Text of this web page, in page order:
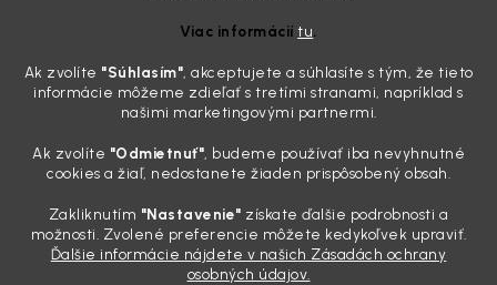
Viac informáciítu.
Ak zvolíte "Súhlasím", akceptujete a súhlasíte s tým, že tieto
informácie môžeme zdieľať s tretími stranami, napríklad s
našimi marketingovými partnermi.
Ak zvolíte "Odmietnuť", budeme používať iba nevyhnutné
cookies a žiaľ, nedostanete žiaden prispôsobený obsah.
Zakliknutím "Nastavenie" získate ďalšie podrobnosti a
možnosti. Zvolené preferencie môžete kedykoľvek upraviť.
Ďalšie informácie nájdete v našich Zásadách ochrany
osobných údajov.
Poznáte ten moment. Vonku svieti slnko, vy sedíte v čerstvo
„upratanom“ aute, no pri pohľade na palubnú dosku vás ide poraziť. V
mriežkach ventilácie, okolo tlačidiel a v švíkoch sedačiek na vás stále
drzo pozerá prach. Handra ani vysávač tam jednodu...
Detailing nemusí stáť výplatu: 5 kúskov autokozmetiky,
31.7.2026
Sobotné ráno, káva v ruke a pred vami zaprášená kapota. Pre
niekoho nuda, pre nás najlepší relax. Lenže keď si v košíku spočítate